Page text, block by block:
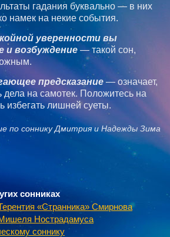
гадания буквально — в них
намек на некие события.
уверенности вы
возбуждение — такой сон,
предсказание — означает,
дела на самотек. Положитесь на
избегать лишней суеты.
по соннику Дмитрия и Надежды Зима
сонниках
«Странника» Смирнова
Нострадамуса
соннику